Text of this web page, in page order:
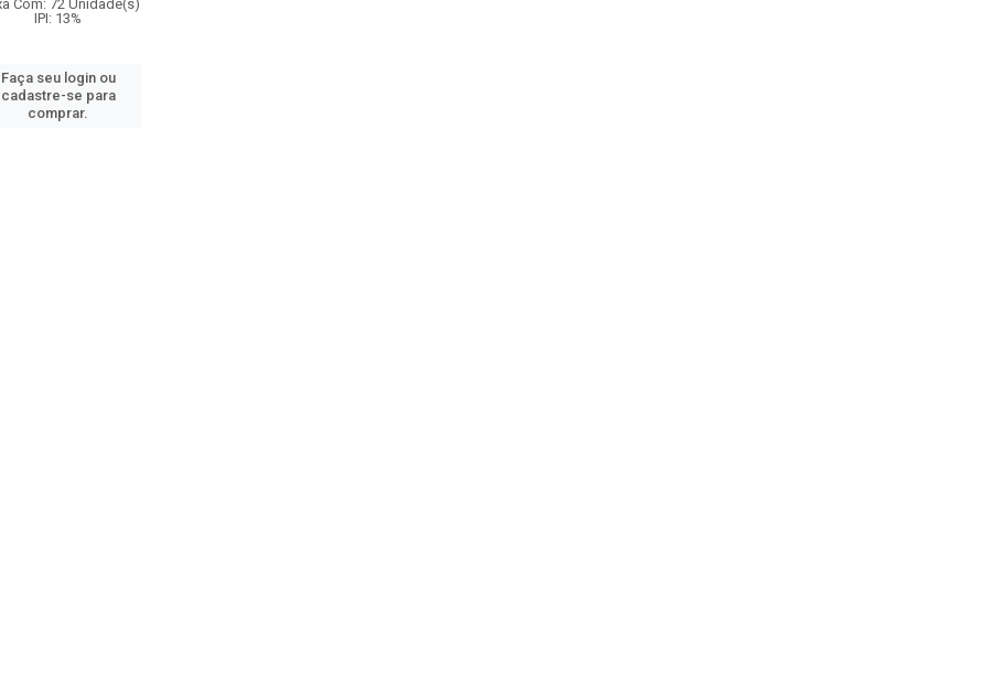
Com: 72 Unidade(s)
IPI: 13%
Faça seu login ou
cadastre-se para
comprar.